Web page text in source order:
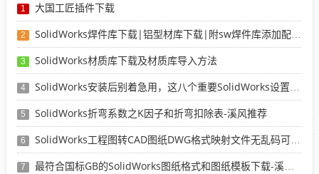
1 大国工匠插件下载
2 SolidWorks焊件库下载|铝型材库下载|附sw焊件库添加配置使用教程
3 SolidWorks材质库下载及材质库导入方法
4 SolidWorks安装后别着急用，这八个重要SolidWorks设置可以提高你的画图效率
5 SolidWorks折弯系数之K因子和折弯扣除表-溪风推荐
6 SolidWorks工程图转CAD图纸DWG格式映射文件无乱码可分层-溪风亲测推荐
7 最符合国标GB的SolidWorks图纸格式和图纸模板下载-溪风专用版